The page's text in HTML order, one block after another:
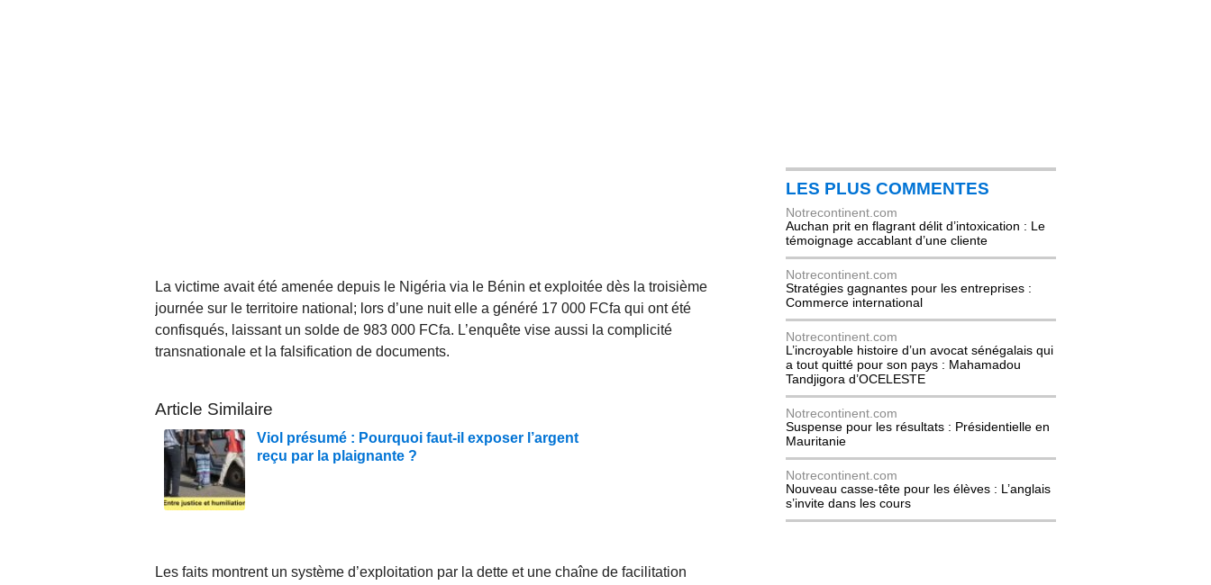
La victime avait été amenée depuis le Nigéria via le Bénin et exploitée dès la troisième
journée sur le territoire national; lors d’une nuit elle a généré 17 000 FCfa qui ont été
confisqués, laissant un solde de 983 000 FCfa. L’enquête vise aussi la complicité
transnationale et la falsification de documents.
Article Similaire
Viol présumé : Pourquoi faut-il exposer l’argent
reçu par la plaignante ?
Les faits montrent un système d’exploitation par la dette et une chaîne de facilitation
LES PLUS COMMENTES
Notrecontinent.com
Auchan prit en flagrant délit d’intoxication : Le
témoignage accablant d’une cliente
Notrecontinent.com
Stratégies gagnantes pour les entreprises :
Commerce international
Notrecontinent.com
L’incroyable histoire d’un avocat sénégalais qui
a tout quitté pour son pays : Mahamadou
Tandjigora d’OCELESTE
Notrecontinent.com
Suspense pour les résultats : Présidentielle en
Mauritanie
Notrecontinent.com
Nouveau casse-tête pour les élèves : L’anglais
s’invite dans les cours